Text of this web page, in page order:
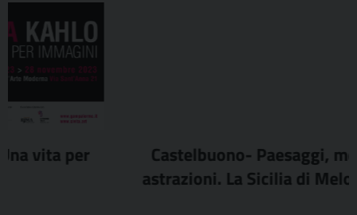
Castelbuono- Paesaggi, memorie e
astrazioni. La Sicilia di Melo Minnella